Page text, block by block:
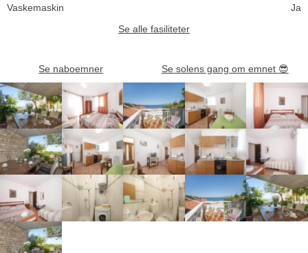
Vaskemaskin
Ja
Se alle fasiliteter
Se naboemner Se solens gang om emnet 😎